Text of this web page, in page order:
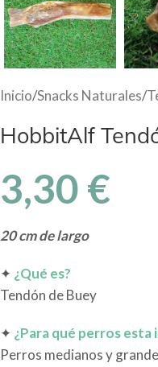
Inicio/Snacks Naturales/
HobbitAlf
3,30 €
20 cm de largo
✦ ¿Qué es?
Tendón de Buey
✦ ¿Para qué perros esta
Perros medianos y